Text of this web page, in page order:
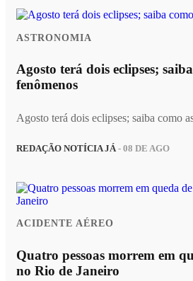
ASTRONOMIA
Agosto terá dois eclipses;
fenômenos
Agosto terá dois eclipses; saiba como
REDAÇÃO NOTÍCIA JÁ - 08 DE AGO
ACIDENTE AÉREO
Quatro pessoas morrem em
no Rio de Janeiro